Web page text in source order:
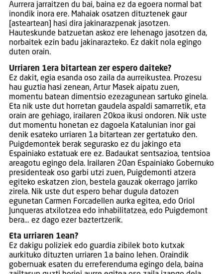
Aurrera jarraitzen du bai, baina ez da egoera normal bat
inondik inora ere. Mahaiak osatzen dituztenek gaur
[asteartean] hasi dira jakinarazpenak jasotzen.
Hauteskunde batzuetan askoz ere lehenago jasotzen da,
norbaitek ezin badu jakinarazteko. Ez dakit nola egingo
duten orain.
Urriaren 1era bitartean zer espero daiteke?
Ez dakit, egia esanda oso zaila da aurreikustea. Prozesu
hau guztia hasi zenean, Artur Masek aipatu zuen,
momentu batean dimentsio ezezagunean sartuko ginela.
Eta nik uste dut horretan gaudela aspaldi samarretik, eta
orain are gehiago, irailaren 20koa ikusi ondoren. Nik uste
dut momentu honetan ez dagoela Katalunian inor gai
denik esateko urriaren 1a bitartean zer gertatuko den.
Puigdemontek berak segurasko ez du jakingo eta
Espainiako estatuak ere ez. Badaukat sentsazioa, tentsioa
areagotu egingo dela. Irailaren 20an Espainiako Gobernuko
presidenteak oso garbi utzi zuen, Puigdemonti atzera
egiteko eskatzen zion, bestela gauzak okerrago jarriko
zirela. Nik uste dut espero behar dugula datozen
egunetan Carmen Forcadellen aurka egitea, edo Oriol
Junqueras atxilotzea edo inhabilitatzea, edo Puigdemont
bera… ez dago ezer baztertzerik.
Eta urriaren 1ean?
Ez dakigu poliziek edo guardia zibilek boto kutxak
aurkituko dituzten urriaren 1a baino lehen. Oraindik
gobernuak esaten du erreferenduma egingo dela, baina